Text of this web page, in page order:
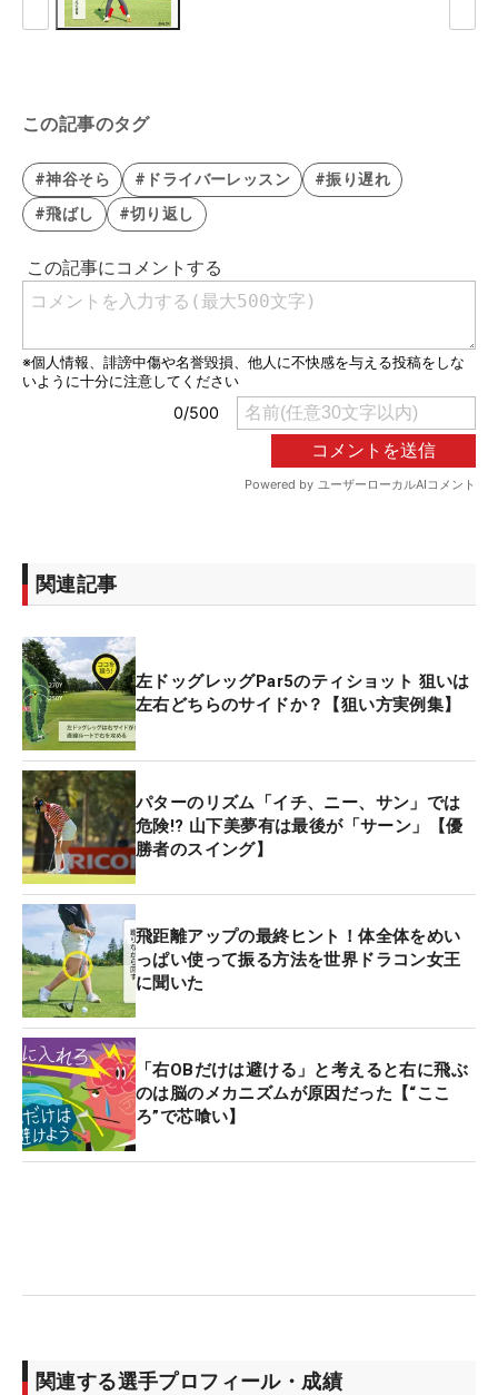
この記事のタグ
#神谷そら #ドライバーレッスン
#振り遅れ
#飛ばし
#切り返し
関連記事
左ドッグレッグPar5のティショット 狙いは
左右どちらのサイドか？【狙い方実例集】
パターのリズム「イチ、ニー、サン」では
危険!? 山下美夢有は最後が「サーン」【優
勝者のスイング】
飛距離アップの最終ヒント！体全体をめい
っぱい使って振る方法を世界ドラコン女王
に聞いた
「右OBだけは避ける」と考えると右に飛ぶ
のは脳のメカニズムが原因だった【“ここ
ろ”で芯喰い】
関連する選手プロフィール・成績